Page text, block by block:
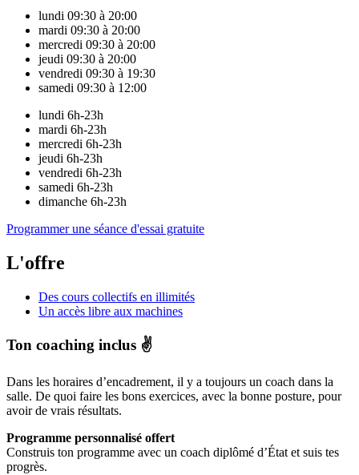
lundi 09:30 à 20:00
mardi 09:30 à 20:00
mercredi 09:30 à 20:00
jeudi 09:30 à 20:00
vendredi 09:30 à 19:30
samedi 09:30 à 12:00
lundi 6h-23h
mardi 6h-23h
mercredi 6h-23h
jeudi 6h-23h
vendredi 6h-23h
samedi 6h-23h
dimanche 6h-23h
Programmer une séance d'essai gratuite
L'offre
Des cours collectifs en illimités
Un accès libre aux machines
Ton coaching inclus ✌️
Dans les horaires d’encadrement, il y a toujours un coach dans la
salle. De quoi faire les bons exercices, avec la bonne posture, pour
avoir de vrais résultats.
Programme personnalisé offert
Construis ton programme avec un coach diplômé d’État et suis tes
progrès.